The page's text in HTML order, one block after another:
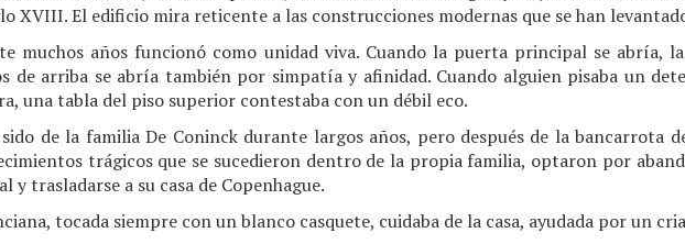
XVIII. El edificio mira reticente a las construcciones modernas que se han
muchos años funcionó como unidad viva. Cuando la puerta principal se abría,
de arriba se abría también por simpatía y afinidad. Cuando alguien pisaba un
una tabla del piso superior contestaba con un débil eco.
de la familia De Coninck durante largos años, pero después de la bancarrota
trágicos que se sucedieron dentro de la propia familia, optaron por
y trasladarse a su casa de Copenhague.
tocada siempre con un blanco casquete, cuidaba de la casa, ayudada por un